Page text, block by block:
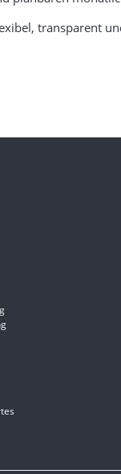
transparent